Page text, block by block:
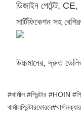
ডিজাইন পেটেন্ট,
সার্টিফিকেশন সহ
উচ্চমানের, দ্রুত
#থার্মাল #প্রিন্টার #HOIN